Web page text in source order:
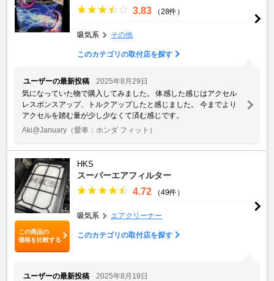
3.83 （28件）
吸気系 その他
このカテゴリの取付店を探す
ユーザーの最新投稿
2025年8月29日
気になっていた物で購入してみました。 体感した感じはアクセル
レスポンスアップ、トルクアップしたと感じました。 今までより
アクセルを踏む量が少し少なくて済む感じです。
Aki@January （愛車：ホンダ フィット）
この商品の
価格を比較する
HKS
スーパーエアフィルター
4.72 （49件）
吸気系 エアクリーナー
このカテゴリの取付店を探す
ユーザーの最新投稿
2025年8月19日